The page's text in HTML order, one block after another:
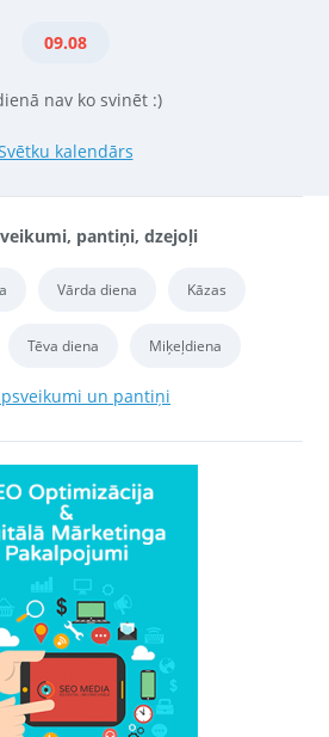
09.08
nav ko svinēt :)
kalendārs
pantiņi, dzejoļi
Vārda diena Kāzas
Tēva diena Miķeļdiena
un pantiņi